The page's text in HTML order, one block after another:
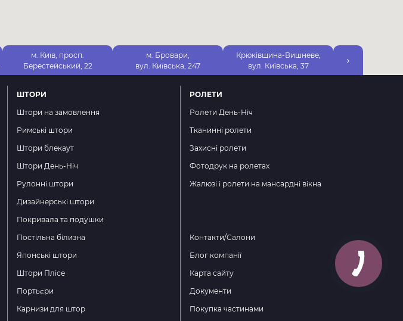
м. Київ, просп.
Берестейський, 22
м. Бровари,
вул. Київська, 247
Крюківщина-Вишневе,
вул. Київська, 37
ШТОРИ
Штори на замовлення
Римські штори
Штори блекаут
Штори День-Ніч
Рулонні штори
Дизайнерські штори
Покривала та подушки
Постільна білизна
Японські штори
Штори Плісе
Портьєри
Карнизи для штор
РОЛЕТИ
Ролети День-Ніч
Тканинні ролети
Захисні ролети
Фотодрук на ролетах
Жалюзі і ролети на мансардні вікна
Контакти/Салони
Блог компанії
Карта сайту
Документи
Покупка частинами